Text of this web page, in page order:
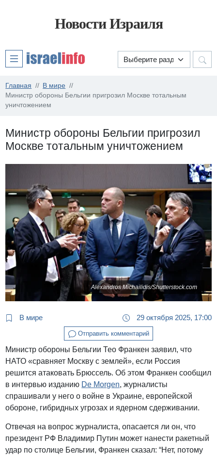
Новости Израиля
Главная
В мире
Министр обороны Бельгии пригрозил Москве тотальным
уничтожением
Министр обороны Бельгии пригрозил
Москве тотальным уничтожением
Alexandros Michailidis/Shutterstock.com
В мире 29 октября 2025, 17:00
Отправить комментарий
Министр обороны Бельгии Тео Франкен заявил, что
НАТО «сравняет Москву с землей», если Россия
решится атаковать Брюссель. Об этом Франкен сообщил
в интервью изданию De Morgen, журналисты
спрашивали у него о войне в Украине, европейской
обороне, гибридных угрозах и ядерном сдерживании.
Отвечая на вопрос журналиста, опасается ли он, что
президент РФ Владимир Путин может нанести ракетный
удар по столице Бельгии, Франкен сказал: “Нет, потому